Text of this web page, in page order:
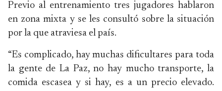
Previo al entrenamiento tres jugadores hablaron
en zona mixta y se les consultó sobre la situación
por la que atraviesa el país.
“Es complicado, hay muchas dificultares para toda
la gente de La Paz, no hay mucho transporte, la
comida escasea y si hay, es a un precio elevado.